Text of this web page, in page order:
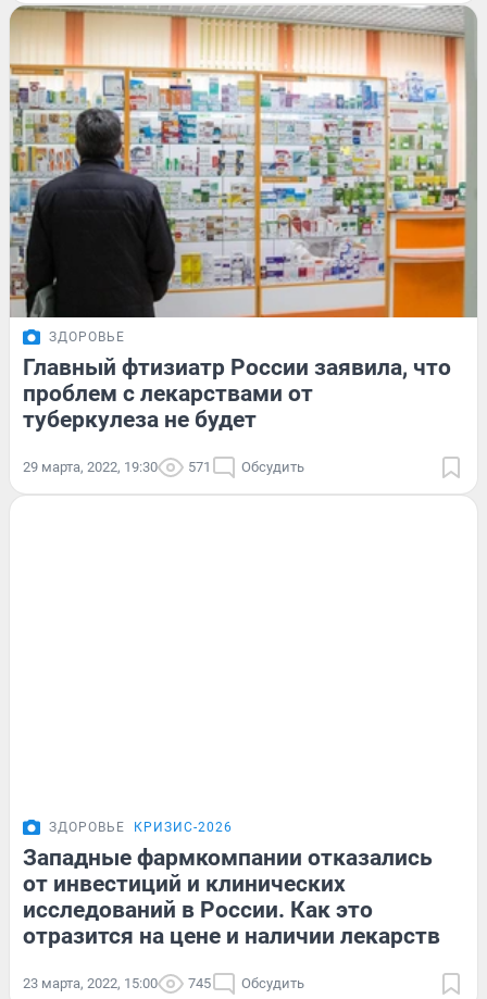
ЗДОРОВЬЕ
Главный фтизиатр России заявила, что
проблем с лекарствами от
туберкулеза не будет
29 марта, 2022, 19:30 571 Обсудить
ЗДОРОВЬЕ КРИЗИС-2026
Западные фармкомпании отказались
от инвестиций и клинических
исследований в России. Как это
отразится на цене и наличии лекарств
23 марта, 2022, 15:00 745 Обсудить